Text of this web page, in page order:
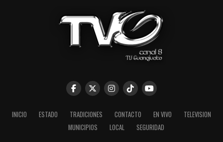
INICIO ESTADO TRADICIONES CONTACTO EN VIVO
TELEVISION
MUNICIPIOS
LOCAL SEGURIDAD